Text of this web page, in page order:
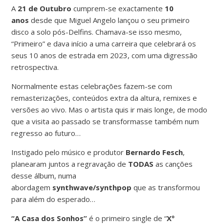
A 21 de Outubro cumprem-se exactamente 10
anos desde que Miguel Angelo lançou o seu primeiro
disco a solo pós-Delfins. Chamava-se isso mesmo,
“Primeiro” e dava início a uma carreira que celebrará os
seus 10 anos de estrada em 2023, com uma digressão
retrospectiva.
Normalmente estas celebrações fazem-se com
remasterizações, conteúdos extra da altura, remixes e
versões ao vivo. Mas o artista quis ir mais longe, de modo
que a visita ao passado se transformasse também num
regresso ao futuro…
Instigado pelo músico e produtor Bernardo Fesch,
planearam juntos a regravação de TODAS as canções
desse álbum, numa
abordagem synthwave/synthpop que as transformou
para além do esperado…
“A Casa dos Sonhos”é o primeiro single de “Xº